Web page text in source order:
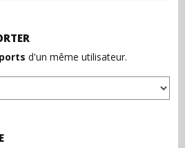
d'un même utilisateur.